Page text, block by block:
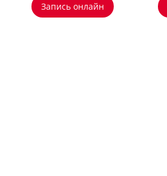
Запись онлайн